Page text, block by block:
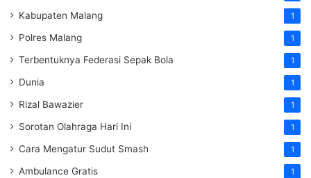
Kabupaten Malang 1
Polres Malang 1
Terbentuknya Federasi Sepak Bola 1
Dunia 1
Rizal Bawazier 1
Sorotan Olahraga Hari Ini 1
Cara Mengatur Sudut Smash 1
Ambulance Gratis 1